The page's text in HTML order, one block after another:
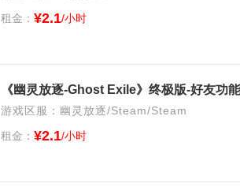
租金： ¥2.1/小时
《幽灵放逐-Ghost Exile》终极版-好友功
游戏区服：幽灵放逐/Steam/Steam
租金： ¥2.1/小时